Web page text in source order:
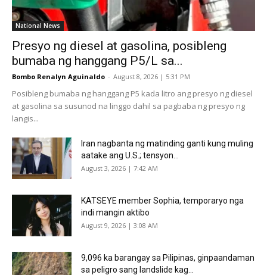
National News
Presyo ng diesel at gasolina, posibleng
bumaba ng hanggang P5/L sa...
Bombo Renalyn Aguinaldo - August 8, 2026 | 5:31 PM
Posibleng bumaba ng hanggang P5 kada litro ang presyo ng diesel
at gasolina sa susunod na linggo dahil sa pagbaba ng presyo ng
langis...
Iran nagbanta ng matinding ganti kung muling
aatake ang U.S.; tensyon...
August 3, 2026 | 7:42 AM
KATSEYE member Sophia, temporaryo nga
indi mangin aktibo
August 9, 2026 | 3:08 AM
9,096 ka barangay sa Pilipinas, ginpaandaman
sa peligro sang landslide kag...